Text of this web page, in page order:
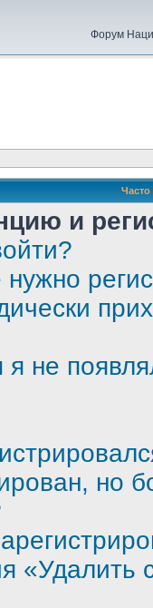
Форум
и
не
но
«Удалить